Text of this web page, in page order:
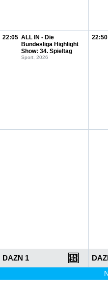
22:05 ALL IN - Die
Bundesliga Highlight
Show: 34. Spieltag
Sport, 2026
22:50
DAZN 1